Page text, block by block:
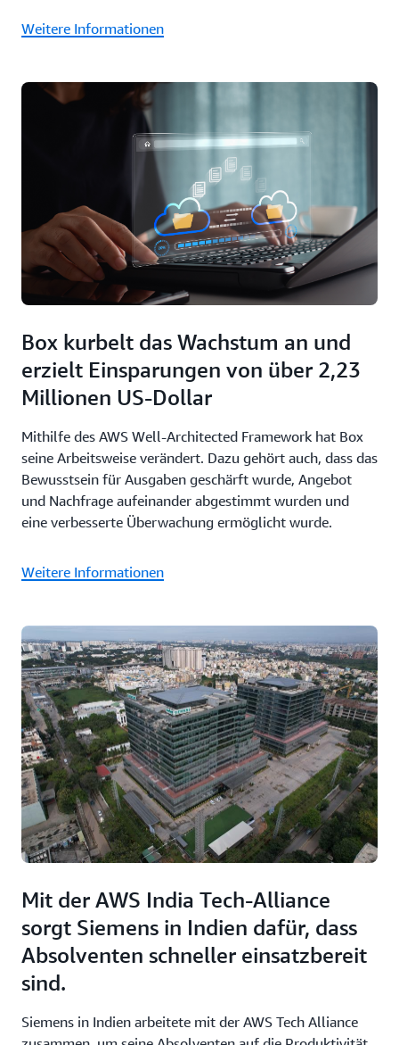
Weitere Informationen
Box kurbelt das Wachstum an und
erzielt Einsparungen von über 2,23
Millionen US-Dollar
Mithilfe des AWS Well-Architected Framework hat Box
seine Arbeitsweise verändert. Dazu gehört auch, dass das
Bewusstsein für Ausgaben geschärft wurde, Angebot
und Nachfrage aufeinander abgestimmt wurden und
eine verbesserte Überwachung ermöglicht wurde.
Weitere Informationen
Mit der AWS India Tech-Alliance
sorgt Siemens in Indien dafür, dass
Absolventen schneller einsatzbereit
sind.
Siemens in Indien arbeitete mit der AWS Tech Alliance